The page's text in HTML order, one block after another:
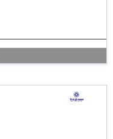
Bedrijfsnaam
Bedrijfs tagline